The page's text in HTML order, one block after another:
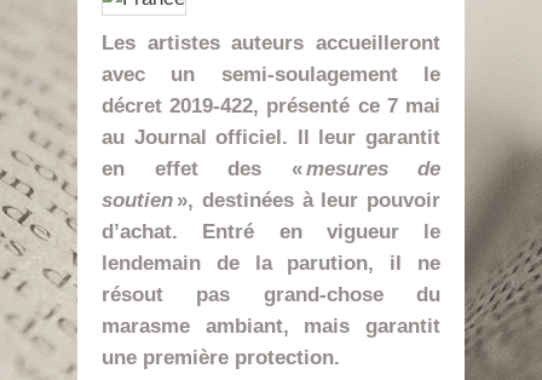
Les artistes auteurs accueilleront
avec un semi-soulagement le
décret 2019-422, présenté ce 7 mai
au Journal officiel. Il leur garantit
en effet des «mesures de
soutien », destinées à leur pouvoir
d’achat. Entré en vigueur le
lendemain de la parution, il ne
résout pas grand-chose du
marasme ambiant, mais garantit
une première protection.